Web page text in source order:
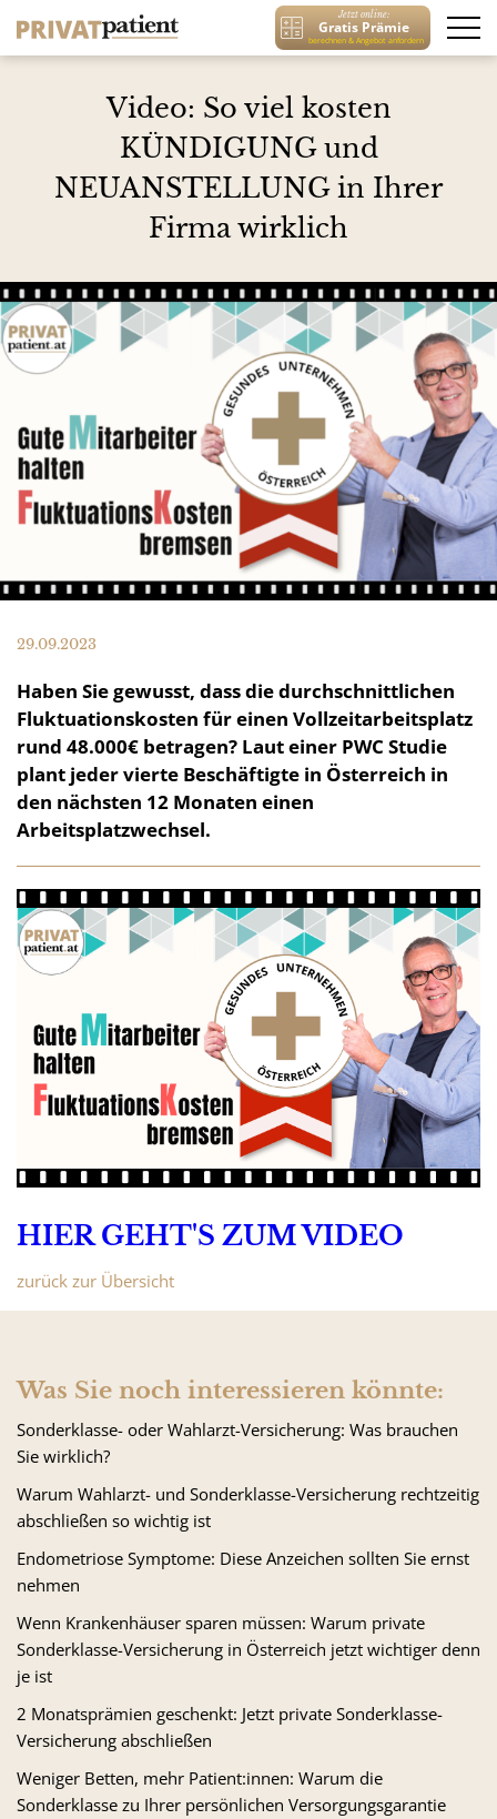
Jetzt online:
Gratis Prämie
berechnen & Angebot anfordern
Video: So viel kosten
KÜNDIGUNG und
NEUANSTELLUNG in Ihrer
Firma wirklich
29.09.2023
Haben Sie gewusst, dass die durchschnittlichen
Fluktuationskosten für einen Vollzeitarbeitsplatz
rund 48.000€ betragen? Laut einer PWC Studie
plant jeder vierte Beschäftigte in Österreich in
den nächsten 12 Monaten einen
Arbeitsplatzwechsel.
HIER GEHT'S ZUM VIDEO
zurück zur Übersicht
Was Sie noch interessieren könnte:
Sonderklasse- oder Wahlarzt-Versicherung: Was brauchen
Sie wirklich?
Warum Wahlarzt- und Sonderklasse-Versicherung rechtzeitig
abschließen so wichtig ist
Endometriose Symptome: Diese Anzeichen sollten Sie ernst
nehmen
Wenn Krankenhäuser sparen müssen: Warum private
Sonderklasse-Versicherung in Österreich jetzt wichtiger denn
je ist
2 Monatsprämien geschenkt: Jetzt private Sonderklasse-
Versicherung abschließen
Weniger Betten, mehr Patient:innen: Warum die
Sonderklasse zu Ihrer persönlichen Versorgungsgarantie